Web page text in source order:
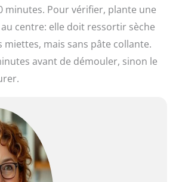
minutes. Pour vérifier, plante une
centre: elle doit ressortir sèche
miettes, mais sans pâte collante.
avant de démouler, sinon le